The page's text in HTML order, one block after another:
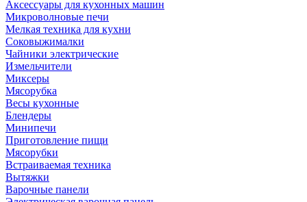
Аксессуары для кухонных машин
Микроволновые печи
Мелкая техника для кухни
Соковыжималки
Чайники электрические
Измельчители
Миксеры
Мясорубка
Весы кухонные
Блендеры
Минипечи
Приготовление пищи
Мясорубки
Встраиваемая техника
Вытяжки
Варочные панели